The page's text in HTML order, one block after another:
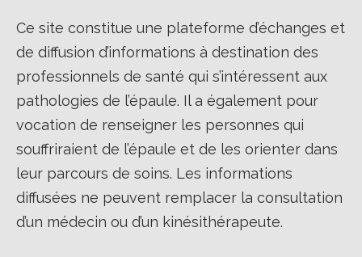
Ce site constitue une plateforme d’échanges et
de diffusion d’informations à destination des
professionnels de santé qui s’intéressent aux
pathologies de l’épaule. Il a également pour
vocation de renseigner les personnes qui
souffriraient de l’épaule et de les orienter dans
leur parcours de soins. Les informations
diffusées ne peuvent remplacer la consultation
d’un médecin ou d’un kinésithérapeute.